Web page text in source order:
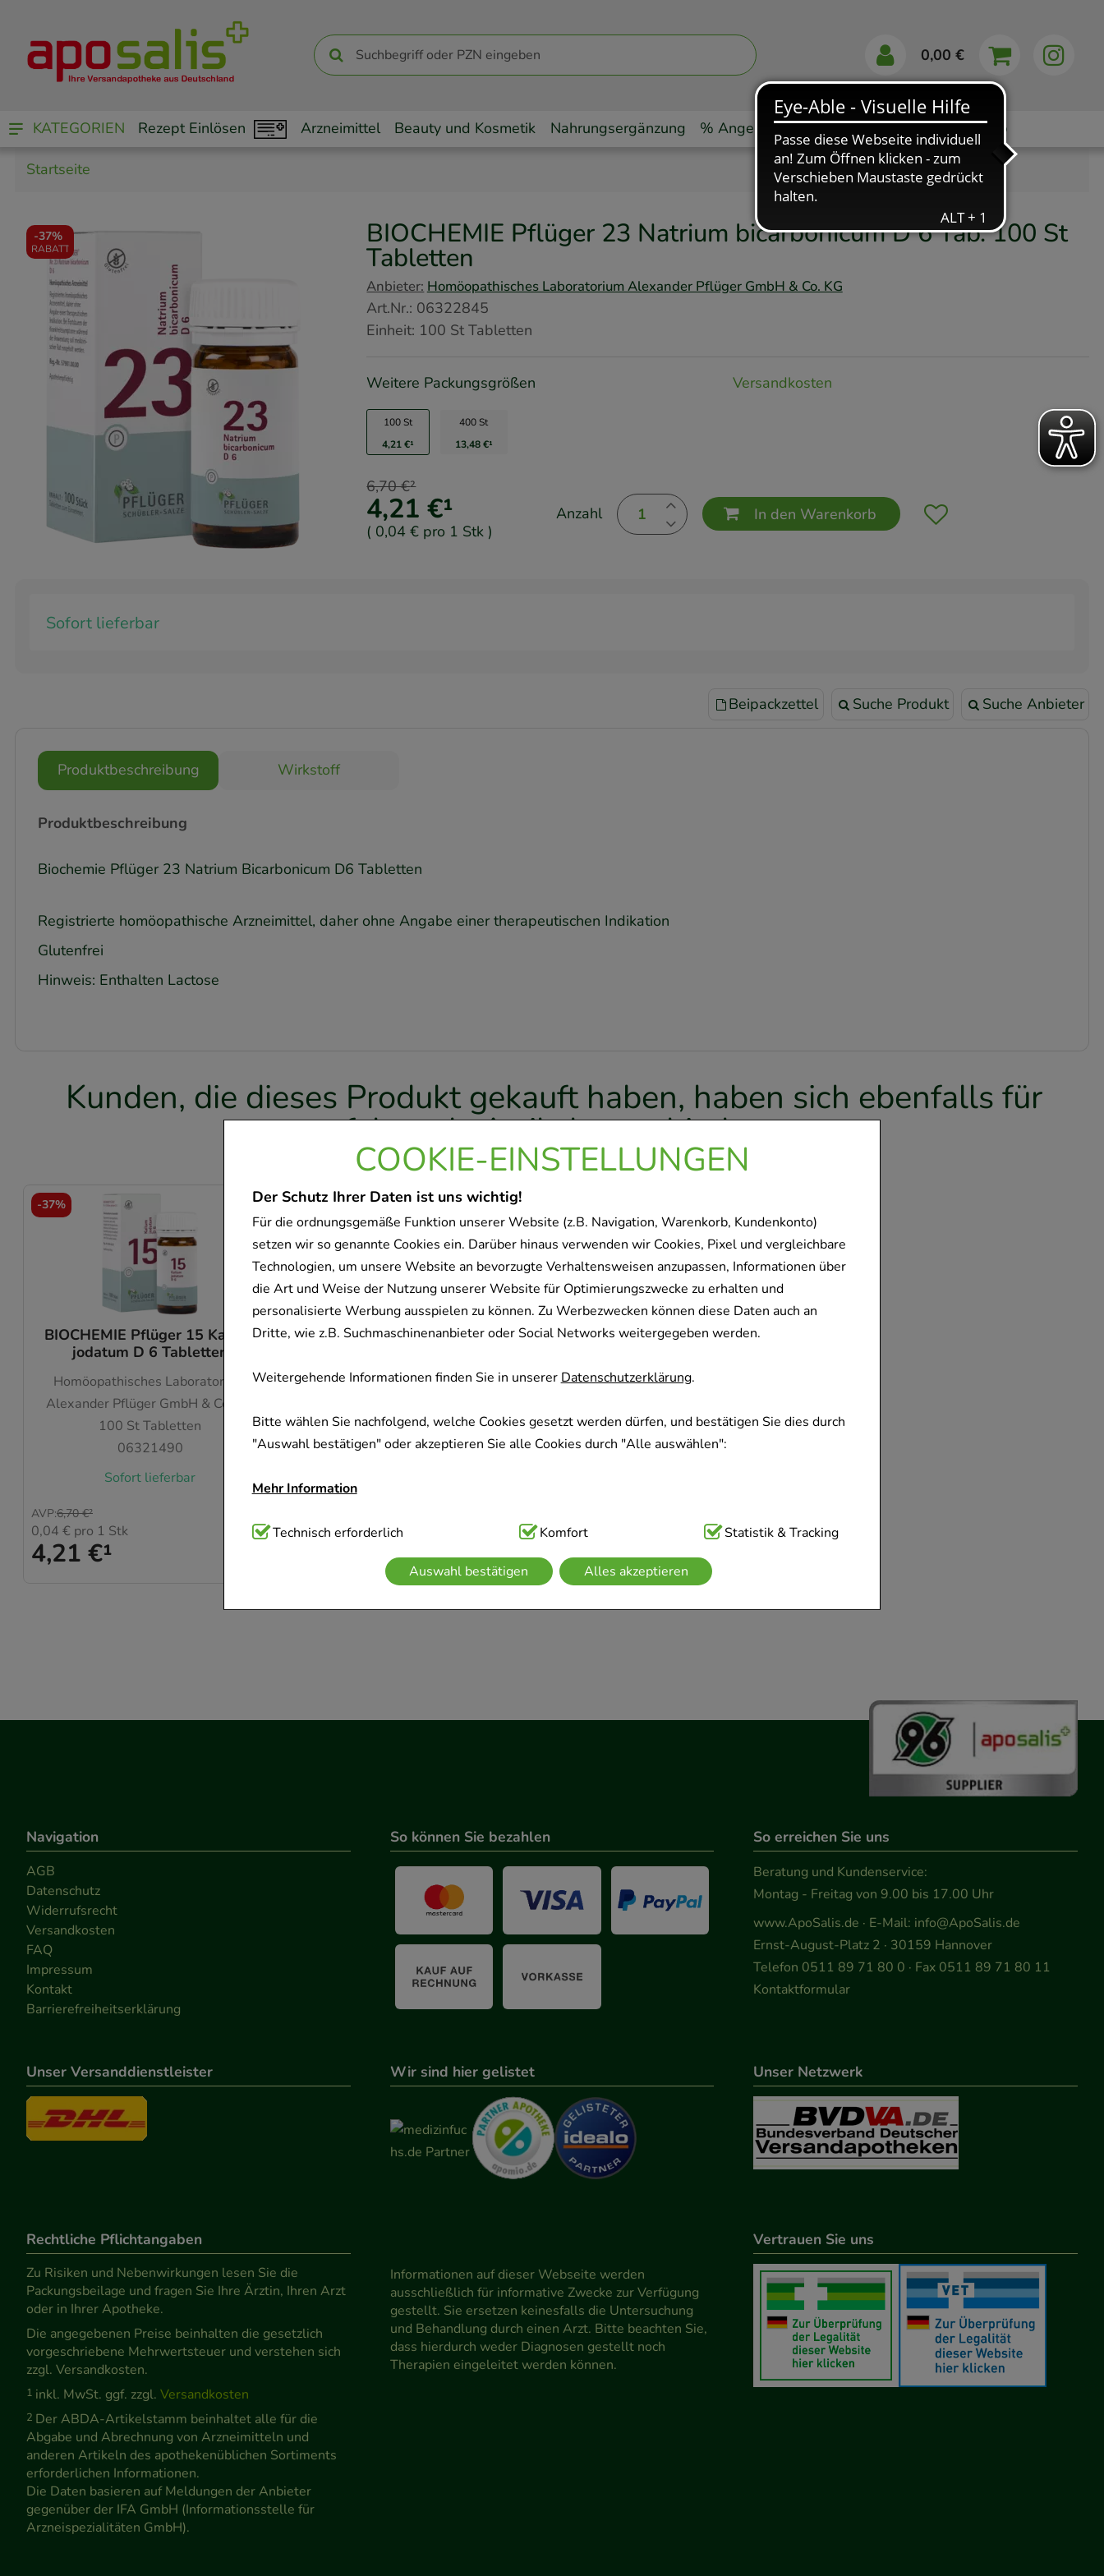
COOKIE-EINSTELLUNGEN
Der Schutz Ihrer Daten ist uns wichtig!
Für die ordnungsgemäße Funktion unserer Website (z.B. Navigation, Warenkorb, Kundenkonto)
setzen wir so genannte Cookies ein. Darüber hinaus verwenden wir Cookies, Pixel und vergleichbare
Technologien, um unsere Website an bevorzugte Verhaltensweisen anzupassen, Informationen über
die Art und Weise der Nutzung unserer Website für Optimierungszwecke zu erhalten und
personalisierte Werbung ausspielen zu können. Zu Werbezwecken können diese Daten auch an
Dritte, wie z.B. Suchmaschinenanbieter oder Social Networks weitergegeben werden.
Weitergehende Informationen finden Sie in unsererDatenschutzerklärung.
Bitte wählen Sie nachfolgend, welche Cookies gesetzt werden dürfen, und bestätigen Sie dies durch
"Auswahl bestätigen" oder akzeptieren Sie alle Cookies durch "Alle auswählen":
Mehr Information
Technisch Notwendig:Hierbei handelt es sich um Cookies, die für die Grundfunktionen unserer
Website notwendig sind (z.B. Navigation, Warenkorb, Kundenkonto), weshalb auf diese nicht
verzichtet werden kann.
Technisch erforderlich Komfort Statistik & Tracking
Auswahl bestätigen Alles akzeptieren
0,00 €
KATEGORIEN Rezept Einlösen Arzneimittel Beauty und Kosmetik Nahrungsergänzung % Angebote Markenshops Ratgeber App
Startseite
-37%
RABATT BIOCHEMIE Pflüger 23 Natrium bicarbonicum D 6 Tab.100 St
Tabletten
Anbieter: Homöopathisches Laboratorium Alexander Pflüger GmbH & Co. KG
Art.Nr.: 06322845
Einheit: 100 StTabletten
Weitere Packungsgrößen Versandkosten
100 St
4,21 €¹
400 St
13,48 €¹
4,21 €¹
6,70 €²
( 0,04 € pro 1 Stk )
Anzahl In den Warenkorb
Sofort lieferbar
Beipackzettel Suche Produkt Suche Anbieter
Produktbeschreibung Wirkstoff
Produktbeschreibung
Biochemie Pflüger 23 Natrium Bicarbonicum D6 Tabletten
Registrierte homöopathische Arzneimittel, daher ohne Angabe einer therapeutischen Indikation
Glutenfrei
Hinweis: Enthalten Lactose
Kunden, die dieses Produkt gekauft haben, haben sich ebenfalls für
folgende Artikel entschieden
BIOCHEMIE Pflüger 15 Kalium
jodatum D 6 Tabletten
Homöopathisches Laboratorium
Alexander Pflüger GmbH & Co. KG
100 StTabletten
06321490
Sofort lieferbar
4,21 €¹
AVP:6,70 €²
0,04 € pro 1 Stk
-37%
BIOCHEMIE Pflüger 18 Calcium
Homöopathisches Laboratorium
100StTabletten
06322383
0,04 €pro 1 Stk
-37%
BIOCHEMIE Pflüger 14 Kalium
Homöopathisches Laboratorium
100St Tabletten
06321366
4,21 €¹
0,04 €
Navigation
AGB
Datenschutz
Widerrufsrecht
Versandkosten
FAQ
Impressum
Kontakt
Barrierefreiheitserklärung
So können Sie bezahlen So erreichen Sie uns
Beratung und Kundenservice:
Montag - Freitag von 9.00 bis 17.00 Uhr
www.ApoSalis.de · E-Mail: info@ApoSalis.de
Ernst-August-Platz 2 · 30159 Hannover
Telefon 0511 89 71 80 0 · Fax 0511 89 71 80 11
Kontaktformular
Unser Versanddienstleister Wir sind hier gelistet Unser Netzwerk
Rechtliche Pflichtangaben
Zu Risiken und Nebenwirkungen lesen Sie die
Packungsbeilage und fragen Sie Ihre Ärztin, Ihren Arzt
oder in Ihrer Apotheke.
Die angegebenen Preise beinhalten die gesetzlich
vorgeschriebene Mehrwertsteuer und verstehen sich
zzgl. Versandkosten.
1 inkl. MwSt. ggf. zzgl. Versandkosten
2 Der ABDA-Artikelstamm beinhaltet alle für die
Abgabe und Abrechnung von Arzneimitteln und
anderen Artikeln des apothekenüblichen Sortiments
erforderlichen Informationen.
Die Daten basieren auf Meldungen der Anbieter
gegenüber der IFA GmbH (Informationsstelle für
Arzneispezialitäten GmbH).
Informationen auf dieser Webseite werden
ausschließlich für informative Zwecke zur Verfügung
gestellt. Sie ersetzen keinesfalls die Untersuchung
und Behandlung durch einen Arzt. Bitte beachten Sie,
dass hierdurch weder Diagnosen gestellt noch
Therapien eingeleitet werden können.
Vertrauen Sie uns